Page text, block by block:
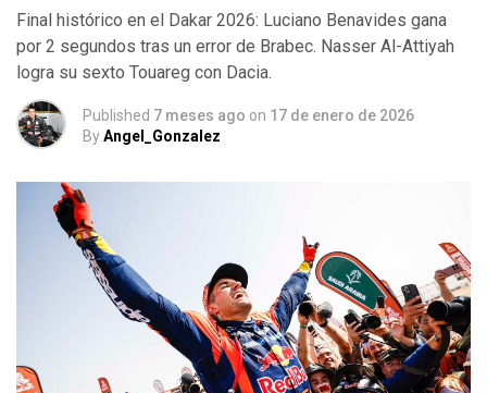
Final histórico en el Dakar 2026: Luciano Benavides gana
por 2 segundos tras un error de Brabec. Nasser Al-Attiyah
logra su sexto Touareg con Dacia.
Published 7 meses ago on 17 de enero de 2026
ByAngel_Gonzalez